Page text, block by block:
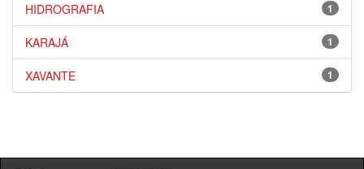
1
HIDROGRAFIA
1
KARAJÁ
1
XAVANTE